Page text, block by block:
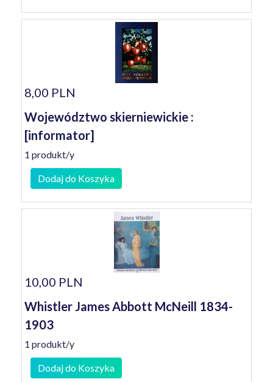
8,00 PLN
Województwo skierniewickie :
[informator]
1 produkt/y
Dodaj do Koszyka
10,00 PLN
Whistler James Abbott McNeill 1834-
1903
1 produkt/y
Dodaj do Koszyka